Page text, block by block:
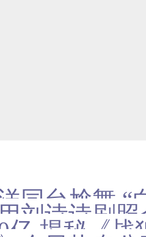
同台尬舞 “
刘诗诗剧
亿 揭秘《